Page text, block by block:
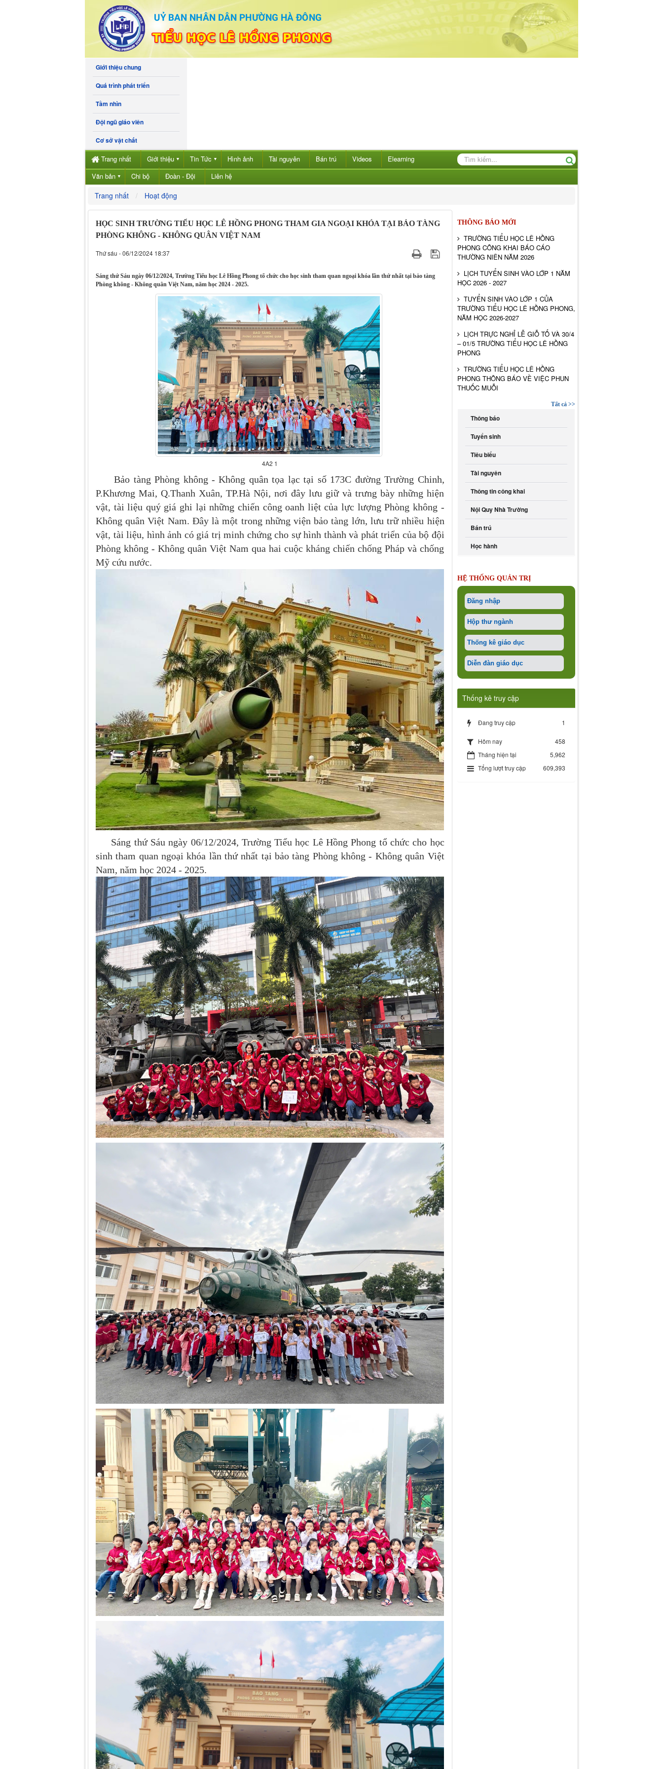
Giới thiệu chung
Quá trình phát triển
Tầm nhìn
Đội ngũ giáo viên
Cơ sở vật chất
Trang nhất Giới thiệu ▼ Tin Tức ▼ Hình ảnh Tài nguyên Bán trú Videos
Elearning
Văn bản ▼ Chi bộ Đoàn - Đội Liên hệ
Trang nhất Hoạt động
HỌC SINH TRƯỜNG TIỂU HỌC LÊ HỒNG PHONG THAM GIA NGOẠI KHÓA TẠI BẢO TÀNG
PHÒNG KHÔNG - KHÔNG QUÂN VIỆT NAM
Thứ sáu - 06/12/2024 18:37
Sáng thứ Sáu ngày 06/12/2024, Trường Tiểu học Lê Hồng Phong tổ chức cho học sinh tham quan ngoại khóa lần thứ nhất tại bảo tàng
Phòng không - Không quân Việt Nam, năm học 2024 - 2025.
4A2 1
Bảo tàng Phòng không - Không quân tọa lạc tại số 173C đường Trường Chinh,
P.Khương Mai, Q.Thanh Xuân, TP.Hà Nội, nơi đây lưu giữ và trưng bày những hiện
vật, tài liệu quý giá ghi lại những chiến công oanh liệt của lực lượng Phòng không -
Không quân Việt Nam. Đây là một trong những viện bảo tàng lớn, lưu trữ nhiều hiện
vật, tài liệu, hình ảnh có giá trị minh chứng cho sự hình thành và phát triển của bộ đội
Phòng không - Không quân Việt Nam qua hai cuộc kháng chiến chống Pháp và chống
Mỹ cứu nước.
Sáng thứ Sáu ngày 06/12/2024, Trường Tiểu học Lê Hồng Phong tổ chức cho học
sinh tham quan ngoại khóa lần thứ nhất tại bảo tàng Phòng không - Không quân Việt
Nam, năm học 2024 - 2025.
THÔNG BÁO MỚI
TRƯỜNG TIỂU HỌC LÊ HỒNG
PHONG CÔNG KHAI BÁO CÁO
THƯỜNG NIÊN NĂM 2026
LỊCH TUYỂN SINH VÀO LỚP 1 NĂM
HỌC 2026 - 2027
TUYỂN SINH VÀO LỚP 1 CỦA
TRƯỜNG TIỂU HỌC LÊ HỒNG PHONG,
NĂM HỌC 2026-2027
LỊCH TRỰC NGHỈ LỄ GIỖ TỔ VÀ 30/4
– 01/5 TRƯỜNG TIỂU HỌC LÊ HỒNG
PHONG
TRƯỜNG TIỂU HỌC LÊ HỒNG
PHONG THÔNG BÁO VỀ VIỆC PHUN
THUỐC MUỖI
Tất cả >>
Thông báo
Tuyển sinh
Tiêu biểu
Tài nguyên
Thông tin công khai
Nội Quy Nhà Trường
Bán trú
Học hành
HỆ THỐNG QUẢN TRỊ
Đăng nhập
Hộp thư ngành
Thống kê giáo dục
Diễn đàn giáo dục
Thống kê truy cập
Đang truy cập 1
Hôm nay
458
Tháng hiện tại
5,962
Tổng lượt truy cập
609,393